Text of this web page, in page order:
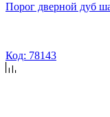
Порог дверной дуб
Код: 78143